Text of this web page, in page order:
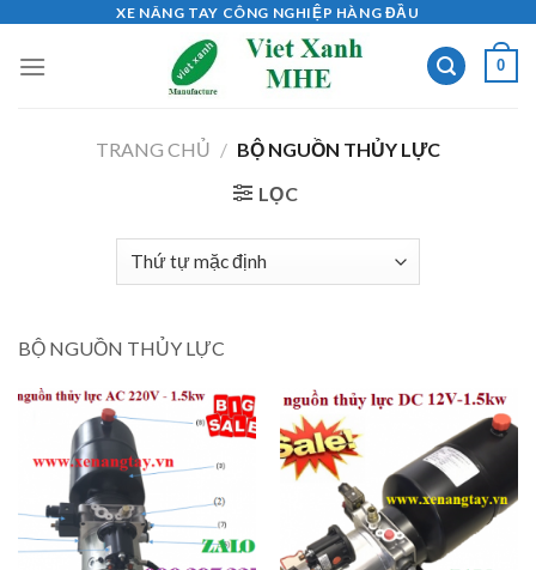
content
XE NÂNG TAY CÔNG NGHIỆP HÀNG ĐẦU
0
TRANG CHỦ / BỘ NGUỒN THỦY LỰC
LỌC
BỘ NGUỒN THỦY LỰC